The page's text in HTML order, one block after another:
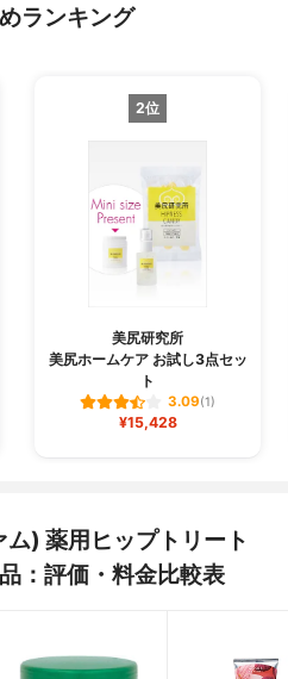
ランキング
2位
美尻研究所
美尻ホームケア お試し3点セッ
ト
3.09(1)
¥15,428
) 薬用ヒップトリート
：評価・料金比較表